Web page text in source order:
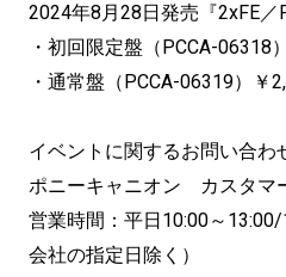
2024年8月28日発売『2xFE／
・初回限定盤（PCCA-06318
・通常盤（PCCA-06319）￥
イベントに関するお問い合わ
ポニーキャニオン カスタマ
営業時間：平日10:00～13:00/
会社の指定日除く）